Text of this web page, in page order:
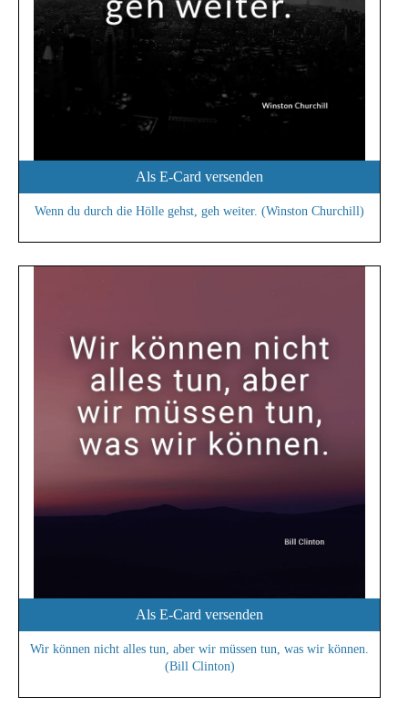
Als E-Card versenden
Wenn du durch die Hölle gehst, geh weiter. (Winston Churchill)
Als E-Card versenden
Wir können nicht alles tun, aber wir müssen tun, was wir können.
(Bill Clinton)